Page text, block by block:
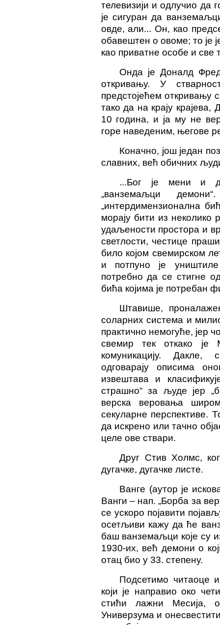
телевизији и одлучио да
је сигуран да
овде, али... Он, као
обавештен о овоме; то је
као приватне особе и све
Онда је Доналд
откривању. У
предстојећем откривању
тако да на крају
10 година, и ја му не
горе наведеним, његове
Коначно, још један
славних, већ обичних
...Бог је мени и
„ванземаљци
„интердимензионална
морају бити из неколико
удаљености простора и
светлости, честице
било којом свемирском
и потпуно је
потребно да се стигне
бића којима је потребан
Штавише,
соларних система и
практично немогуће, јер
свемир тек откако је
комуникацију.
одговарају описима
извештава и
страшно“ за људе јер
верска веровања
секуларне перспективе.
да искрено или тачно
целе ове ствари.
Друг Стив Холмс,
дугачке, дугачке листе.
Ванге (аутор је
Ванги – нап. „Борба за
се ускоро појавити
осетљиви кажу да ће
баш ванземаљци које су
1930-их, већ демони о
отац био у 33. степену.
Подсетимо читаоце
који је направио око
стићи лажни Месија,
Универзума и